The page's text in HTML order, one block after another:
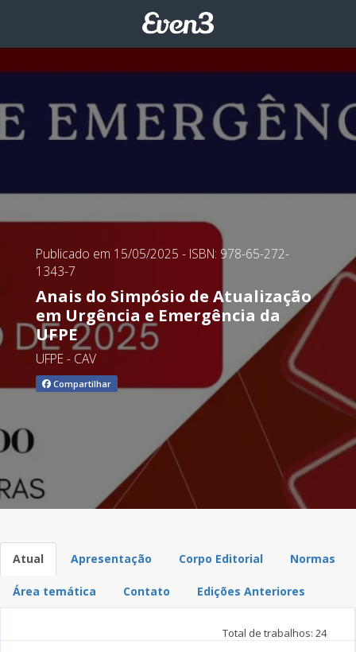
Publicado em 15/05/2025 - ISBN: 978-65-272-
1343-7
Anais do Simpósio de Atualização
em Urgência e Emergência da
UFPE
UFPE - CAV
Compartilhar
Atual Apresentação Corpo Editorial Normas
Área temática Contato Edições Anteriores
Total de trabalhos: 24